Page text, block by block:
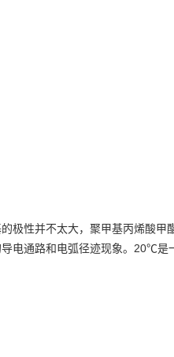
极性并不太大，聚甲基丙烯酸甲
电通路和电弧径迹现象。 20℃是